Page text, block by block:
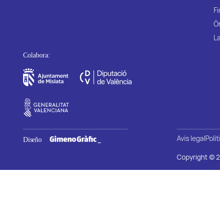
Avís legal
Copyright ©